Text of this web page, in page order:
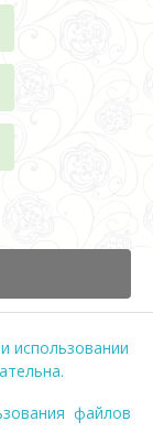
использовании
файлов